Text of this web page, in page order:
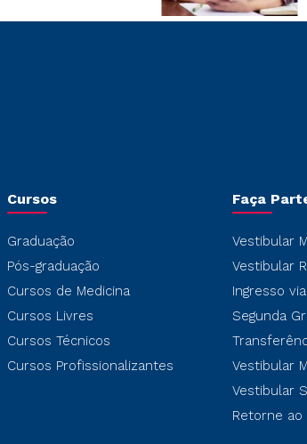
Cursos
Graduação
Pós-graduação
Cursos de Medicina
Cursos Livres
Cursos Técnicos
Cursos Profissionalizantes
Faça
Vestibular
Vestibular
Ingresso
Segunda
Vestibular
Vestibular
Retorne ao